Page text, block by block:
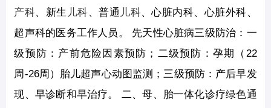
产科、新生 儿科、普通 儿科、心脏内科、心脏外科、
超声科的医务工作人员。 先天性心脏病三级防治：一
级预防：产前危险因素预防；二级预防：孕期（22
周-26周）胎儿超声心动图监测；三级预防：产后早发
现、早诊断和早治疗。 二、母、胎一体化诊疗绿色通